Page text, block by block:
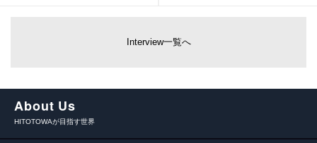
Interview一覧へ
About Us
HITOTOWAが目指す世界